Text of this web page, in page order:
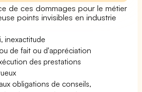
de ces dommages pour le métier
points invisibles en industrie
inexactitude
de fait ou d'appréciation
des prestations
obligations de conseils,